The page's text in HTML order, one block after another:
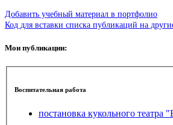
Добавить учебный материал в портфолио
Код для вставки списка публикаций на
Мои публикации:
Воспитательная работа
постановка кукольного театра